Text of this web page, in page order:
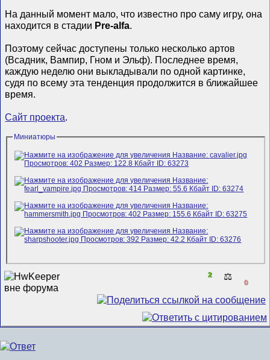
На данный момент мало, что известно про саму игру, она
находится в стадии Pre-alfa.
Поэтому сейчас доступены только несколько артов
(Всадник, Вампир, Гном и Эльф). Последнее время,
каждую неделю они выкладывали по одной картинке,
судя по всему эта тенденция продолжится в ближайшее
время.
Сайт проекта.
Миниатюры
2 ⚖️
0